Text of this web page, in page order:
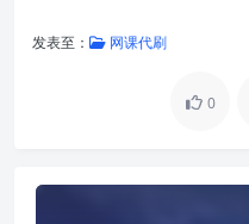
发表至： 网课代刷
0